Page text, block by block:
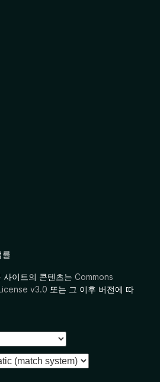
률
사이트의 콘텐츠는 Commons
v3.0 또는 그 이후 버전에 따